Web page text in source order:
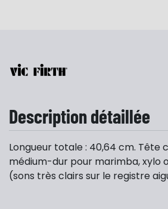
Description détaillée
Longueur totale : 40,64 cm. Tête
médium-dur pour marimba, xylo
(sons très clairs sur le registre